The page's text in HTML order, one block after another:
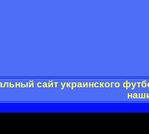
сайт украинского